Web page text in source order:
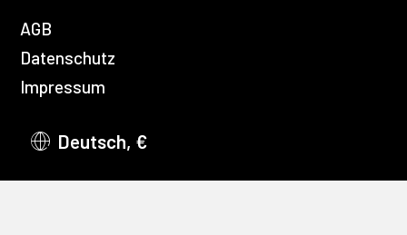
AGB
Datenschutz
Impressum
Deutsch, €